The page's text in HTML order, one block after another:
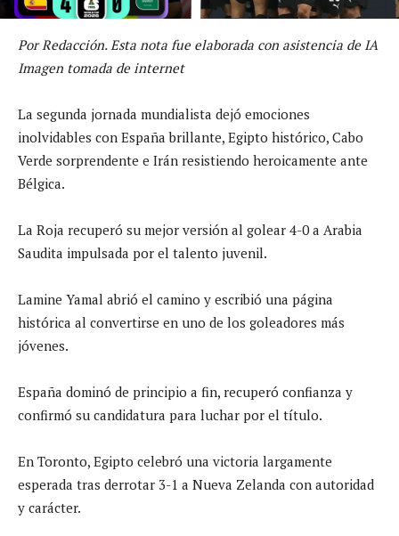
Por Redacción. Esta nota fue elaborada con asistencia de IA
Imagen tomada de internet
La segunda jornada mundialista dejó emociones
inolvidables con España brillante, Egipto histórico, Cabo
Verde sorprendente e Irán resistiendo heroicamente ante
Bélgica.
La Roja recuperó su mejor versión al golear 4-0 a Arabia
Saudita impulsada por el talento juvenil.
Lamine Yamal abrió el camino y escribió una página
histórica al convertirse en uno de los goleadores más
jóvenes.
España dominó de principio a fin, recuperó confianza y
confirmó su candidatura para luchar por el título.
En Toronto, Egipto celebró una victoria largamente
esperada tras derrotar 3-1 a Nueva Zelanda con autoridad
y carácter.